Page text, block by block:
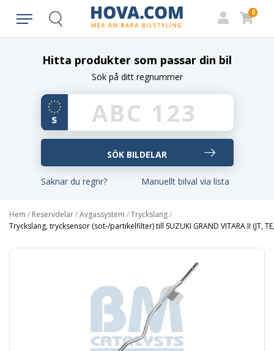
Search
0
Hitta produkter som passar din bil
Sök på ditt regnummer
Saknar du regnr? Manuellt bilval via lista
Hem / Reservdelar/Avgassystem /Tryckslang/
Tryckslang, trycksensor (sot-/partikelfilter) till SUZUKI GRAND VITARA II (JT,